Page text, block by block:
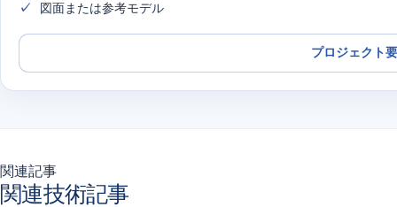
図面または参考モデル
プロジェクト
関連記事
関連技術記事